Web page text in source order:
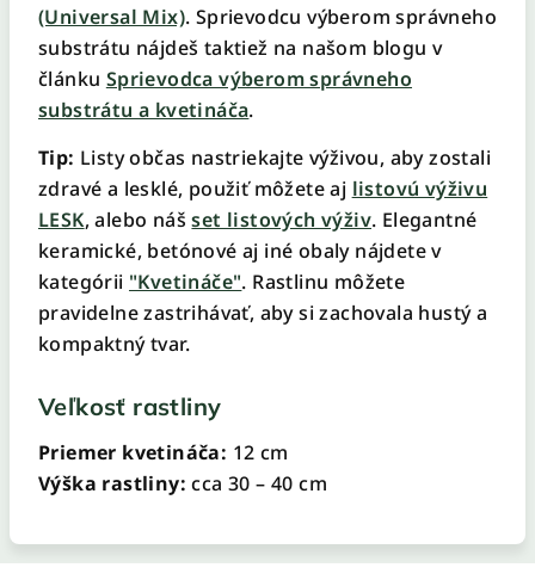
(Universal Mix). Sprievodcu výberom správneho
substrátu nájdeš taktiež na našom blogu v
článku Sprievodca výberom správneho
substrátu a kvetináča.
Tip: Listy občas nastriekajte výživou, aby zostali
zdravé a lesklé, použiť môžete aj listovú výživu
LESK, alebo nášset listových výživ. Elegantné
keramické, betónové aj iné obaly nájdete v
kategórii "Kvetináče". Rastlinu môžete
pravidelne zastrihávať, aby si zachovala hustý a
kompaktný tvar.
Veľkosť rastliny
Priemer kvetináča: 12 cm
Výška rastliny: cca 30 – 40 cm